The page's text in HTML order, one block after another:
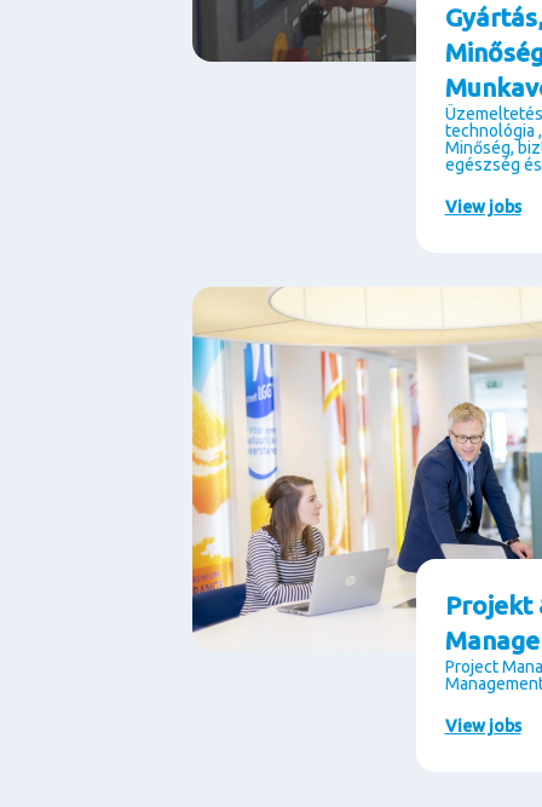
technológia
Minőség,
egészség
View jobs
Projekt
Project
View jobs